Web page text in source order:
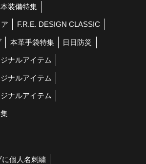
装備特集
F.R.E. DESIGN CLASSIC
本革手袋特集 日日防災
ナルアイテム
ナルアイテム
ナルアイテム
に個人名刺繍